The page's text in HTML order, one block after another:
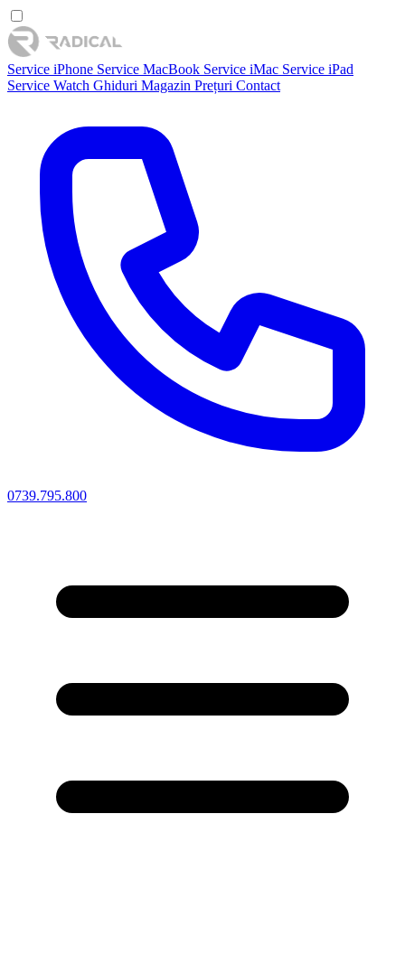
Service iPhone Service MacBook Service iMac Service iPad
Service Watch Ghiduri Magazin Prețuri Contact
0739.795.800